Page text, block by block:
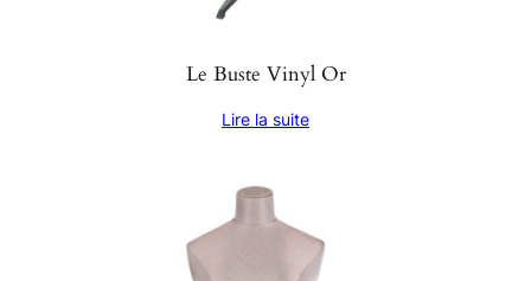
Le Buste Vinyl Or
Lire la suite